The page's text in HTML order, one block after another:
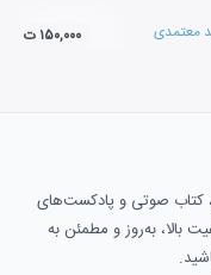
معتمدی ۱۵۰,۰۰۰ ت
کتاب صوتی و پادکست‌های
بالا، به‌روز و مطمئن به